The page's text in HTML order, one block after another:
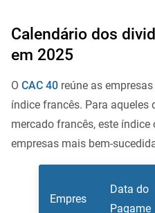
Calendário dos
em 2025
O CAC 40 reúne as
índice francês. Para aqueles
mercado francês, este
empresas mais bem-
Empres
Data do
Pagame